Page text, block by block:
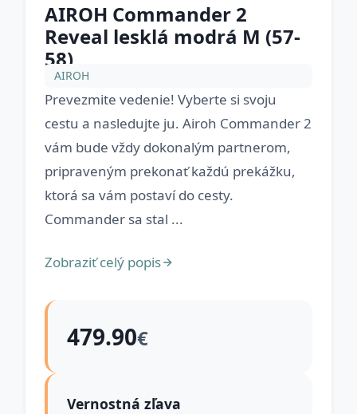
AIROH Commander 2
Reveal lesklá modrá M (57-
58)
AIROH
Prevezmite vedenie! Vyberte si svoju
cestu a nasledujte ju. Airoh Commander 2
vám bude vždy dokonalým partnerom,
pripraveným prekonať každú prekážku,
ktorá sa vám postaví do cesty.
Commander sa stal ...
Zobraziť celý popis
479.90€
Vernostná zľava